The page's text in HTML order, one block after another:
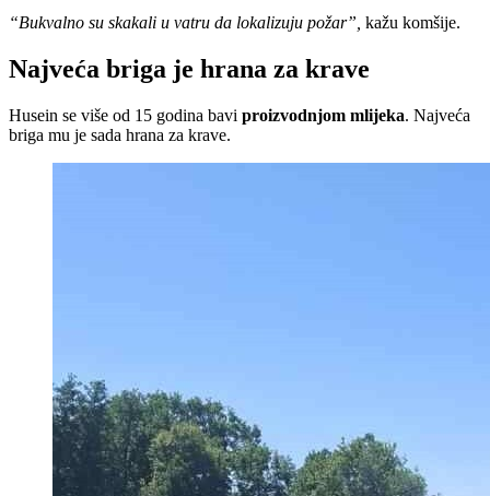
“Bukvalno su skakali u vatru da lokalizuju požar”, kažu komšije.
Najveća briga je hrana za krave
Husein se više od 15 godina bavi proizvodnjom mlijeka. Najveća
briga mu je sada hrana za krave.